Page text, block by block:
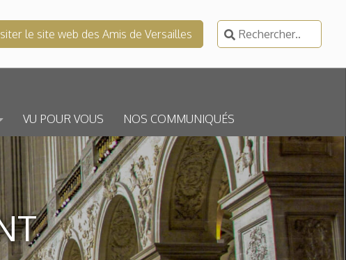
le site web des Amis de Versailles
Rechercher :
VU POUR VOUS NOS COMMUNIQUÉS